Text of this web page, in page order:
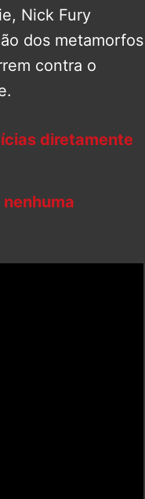
Nick Fury
dos metamorfos
contra o
diretamente